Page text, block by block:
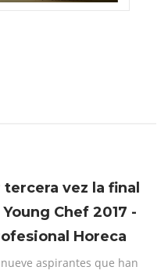
vez la final
Chef 2017 -
Horeca
aspirantes que han